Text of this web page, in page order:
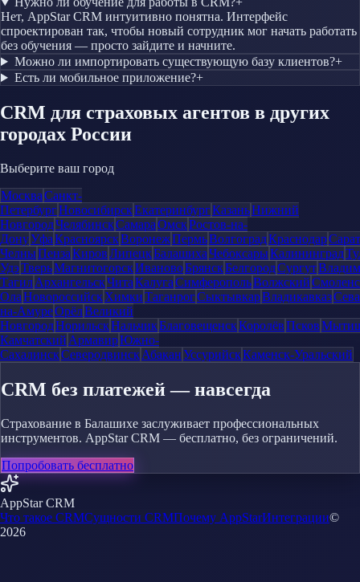
Нет, AppStar CRM интуитивно понятна. Интерфейс
спроектирован так, чтобы новый сотрудник мог начать работать
без обучения — просто зайдите и начните.
Можно ли импортировать существующую базу клиентов?+
Есть ли мобильное приложение?+
CRM для страховых агентов в других
городах России
Выберите ваш город
МоскваСанкт-
ПетербургНовосибирскЕкатеринбургКазаньНижний
НовгородЧелябинскСамараОмскРостов-на-
ДонуУфаКрасноярскВоронежПермьВолгоградКраснодар
ЧелныПензаКировЛипецкБалашихаЧебоксарыКалининград
УдэТверьМагнитогорскИвановоБрянскБелгородСургут
ТагилАрхангельскЧитаКалугаСимферопольВолжский
ОлаНовороссийскХимкиТаганрогСыктывкарВладикавказ
на-АмуреОрёлВеликий
НовгородНорильскНальчикБлаговещенскКоролёвПсков
Камчатский АрмавирЮжно-
СахалинскСеверодвинскАбаканУссурийскКаменск-Уральский
CRM без платежей — навсегда
Страхование в Балашихе заслуживает профессиональных
инструментов. AppStar CRM — бесплатно, без ограничений.
Попробовать бесплатно
AppStar CRM
Что такое CRMСущности CRMПочему AppStarИнтеграции©
2026